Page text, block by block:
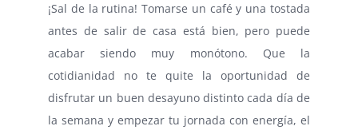
¡Sal de la rutina! Tomarse un café y una tostada
antes de salir de casa está bien, pero puede
acabar siendo muy monótono. Que la
cotidianidad no te quite la oportunidad de
disfrutar un buen desayuno distinto cada día de
la semana y empezar tu jornada con energía, el